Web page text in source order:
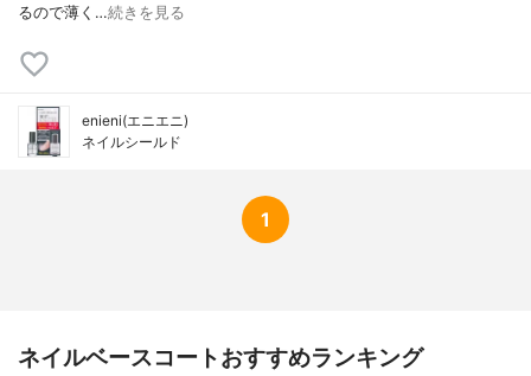
るので薄く…続きを見る
enieni(エニエニ)
ネイルシールド
1
ネイルベースコートおすすめランキング